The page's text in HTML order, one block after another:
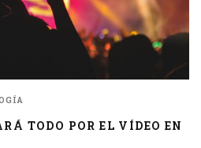
TODO POR EL VÍDEO EN